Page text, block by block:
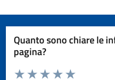
Quanto sono chiare le
pagina?
Valuta da 1 a 5 stelle la pagina